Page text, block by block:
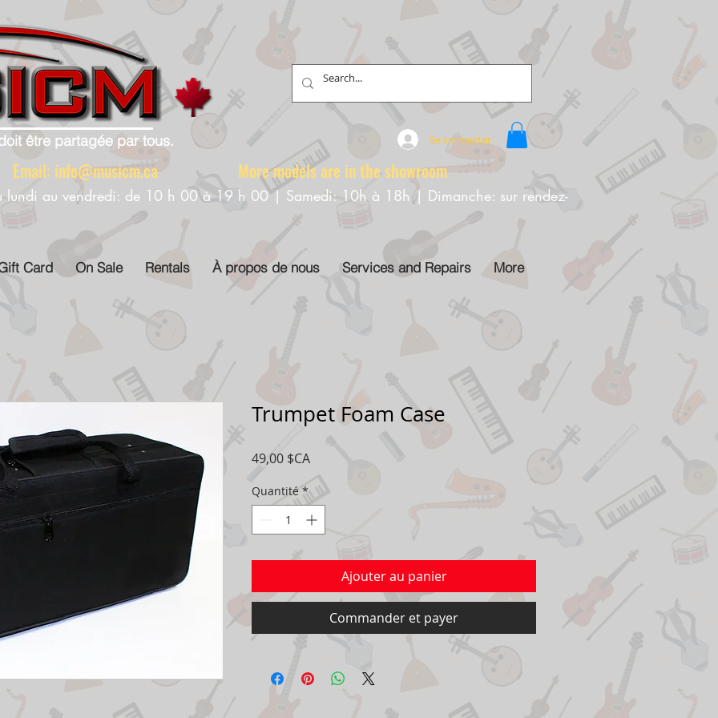
être partagée par tous. Se connecter
Email: info@musicm.ca More models are in the showroom
lundi au vendredi: de 10 h 00 à 19 h 00 | Samedi: 10h à 18h | Dimanche: sur rendez-
Card On Sale Rentals À propos de nous Services and Repairs More
Trumpet Foam Case
49,00 $CAPrix
Quantité *
Ajouter au panier
Commander et payer